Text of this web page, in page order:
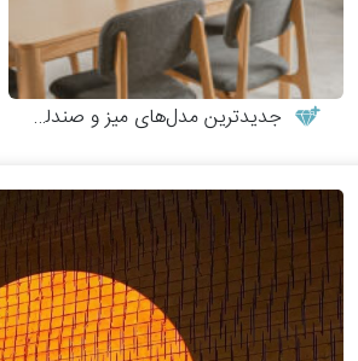
جدیدترین مدل‌های میز و صندلی چوبی مدرن